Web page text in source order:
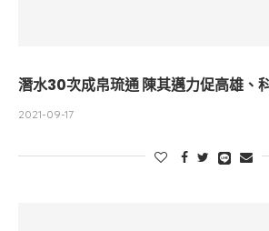
潛水30次成帛琉通 陳其邁力促高雄、
2021-09-17